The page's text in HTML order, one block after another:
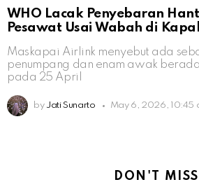
WHO Lacak Penyebaran
Pesawat Usai Wabah di
Maskapai Airlink menyebut ada
penumpang dan enam awak
pada 25 April
by Jati Sunarto May 6, 2026, 10:45
DON'T MISS